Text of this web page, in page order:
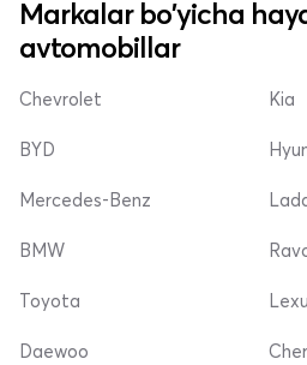
Markalar bo'yicha
avtomobillar
Chevrolet
BYD
Mercedes-Benz
Kia
BMW
Toyota
Daewoo